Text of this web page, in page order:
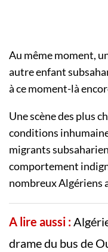
Au même moment,
autre enfant
à ce moment-là
Une scène des plus
conditions
migrants
comportement
nombreux Algériens
A lire aussi :
drame du bus de